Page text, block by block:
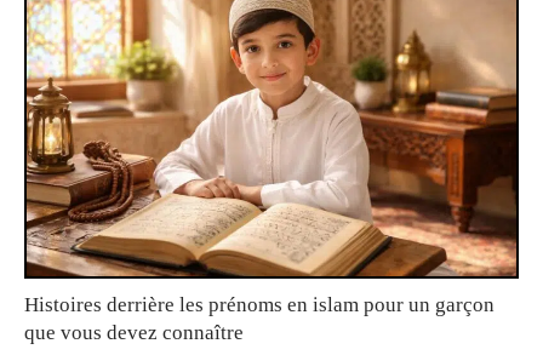
Histoires derrière les prénoms en islam pour un garçon
que vous devez connaître